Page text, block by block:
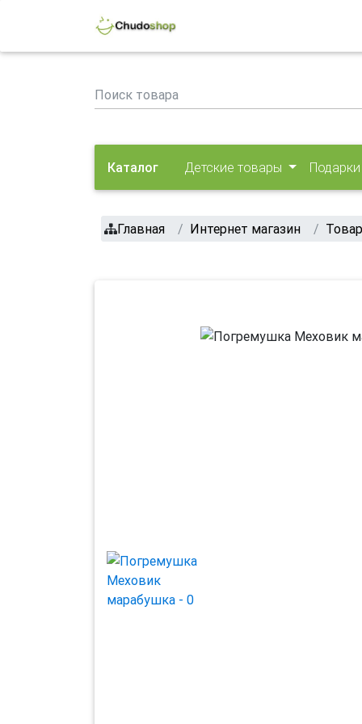
Каталог Детские товары Подарки
Главная Интернет магазин